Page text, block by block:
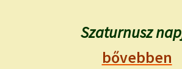
Szaturnusz
bővebben